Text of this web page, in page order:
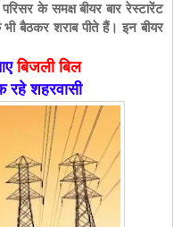
के समक्ष बीयर बार रेस्टारेंट
बैठकर शराब पीते हैं। इन बीयर
बिजली बिल
शहरवासी